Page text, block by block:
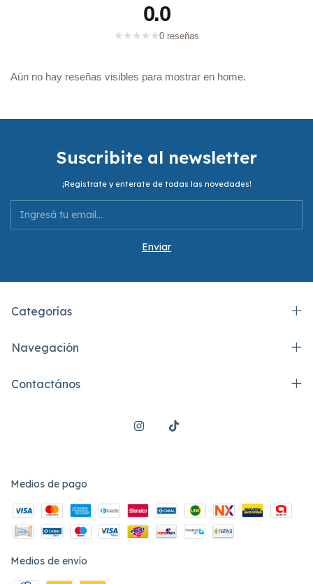
0.0
★ ★ ★ ★ ★0 reseñas
Aún no hay reseñas visibles para mostrar en home.
Suscribite al newsletter
¡Registrate y enterate de todas las novedades!
Categorías
Navegación
Contactános
Medios de pago
Medios de envío